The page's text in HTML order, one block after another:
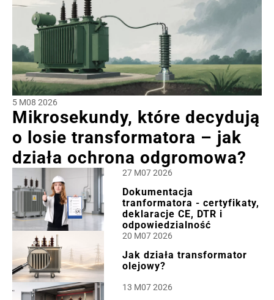
5 M08 2026
Mikrosekundy, które decydują
o losie transformatora – jak
działa ochrona odgromowa?
27 M07 2026
Dokumentacja
tranformatora - certyfikaty,
deklaracje CE, DTR i
odpowiedzialność
20 M07 2026
Jak działa transformator
olejowy?
13 M07 2026